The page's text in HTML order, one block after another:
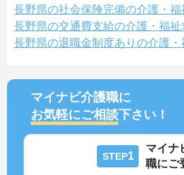
長野県の社会保険完備の介護・福
長野県の交通費支給の介護・福祉
長野県の退職金制度ありの介護・
マイナビ介護職に
お気軽にご相談下さい！
STEP1
マイナ
職にご